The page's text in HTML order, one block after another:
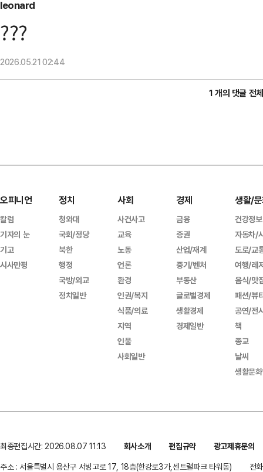
leonard
???
2026.05.2102:44
1 개의 댓글 전
오피니언
칼럼
기자의 눈
기고
시사만평
정치
청와대
국회/정당
북한
행정
국방/외교
정치일반
사회
사건사고
교육
노동
언론
환경
인권/복지
식품/의료
지역
인물
사회일반
경제
금융
증권
산업/재계
중기/벤처
부동산
글로벌경제
생활경제
경제일반
생활/
건강정보
자동차/
도로/교
여행/레
음식/맛
패션/뷰
공연/전
책
종교
날씨
생활문
최종편집시간: 2026.08.07 11:13 회사소개 편집규약
광고제휴문의
주소 : 서울특별시 용산구 서빙고로 17, 18층(한강로3가,센트럴파크 타워동)
전